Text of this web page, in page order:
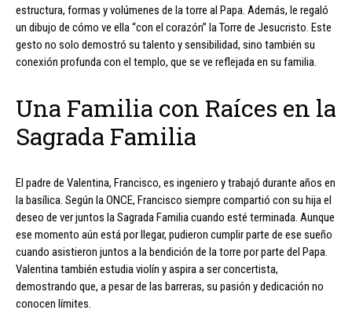
estructura, formas y volúmenes de la torre al Papa. Además, le regaló
un dibujo de cómo ve ella “con el corazón” la Torre de Jesucristo. Este
gesto no solo demostró su talento y sensibilidad, sino también su
conexión profunda con el templo, que se ve reflejada en su familia.
Una Familia con Raíces en la
Sagrada Familia
El padre de Valentina, Francisco, es ingeniero y trabajó durante años en
la basílica. Según la ONCE, Francisco siempre compartió con su hija el
deseo de ver juntos la Sagrada Familia cuando esté terminada. Aunque
ese momento aún está por llegar, pudieron cumplir parte de ese sueño
cuando asistieron juntos a la bendición de la torre por parte del Papa.
Valentina también estudia violín y aspira a ser concertista,
demostrando que, a pesar de las barreras, su pasión y dedicación no
conocen límites.